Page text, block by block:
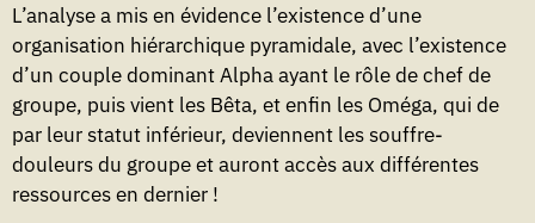
L’analyse a mis en évidence l’existence d’une
organisation hiérarchique pyramidale, avec l’existence
d’un couple dominant Alpha ayant le rôle de chef de
groupe, puis vient les Bêta, et enfin les Oméga, qui de
par leur statut inférieur, deviennent les souffre-
douleurs du groupe et auront accès aux différentes
ressources en dernier !